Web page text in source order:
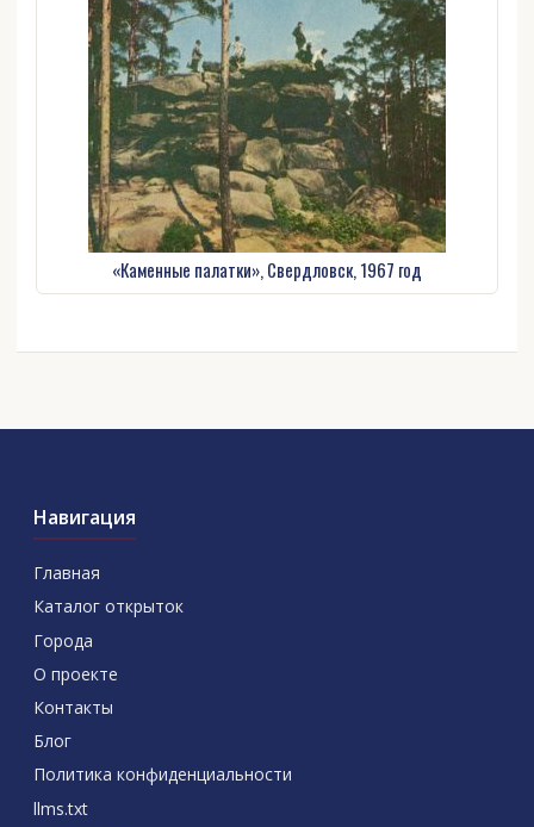
«Каменные палатки», Свердловск, 1967 год
Навигация
Главная
Каталог открыток
Города
О проекте
Контакты
Блог
Политика конфиденциальности
llms.txt